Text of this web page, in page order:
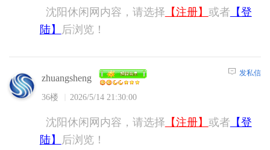
沈阳休闲网内容，请选择 【注册】 或者 【登
陆】
后浏览！
zhuangsheng
36楼 2026/5/14 21:30:00
发私信
沈阳休闲网内容，请选择 【注册】 或者 【登
陆】
后浏览！